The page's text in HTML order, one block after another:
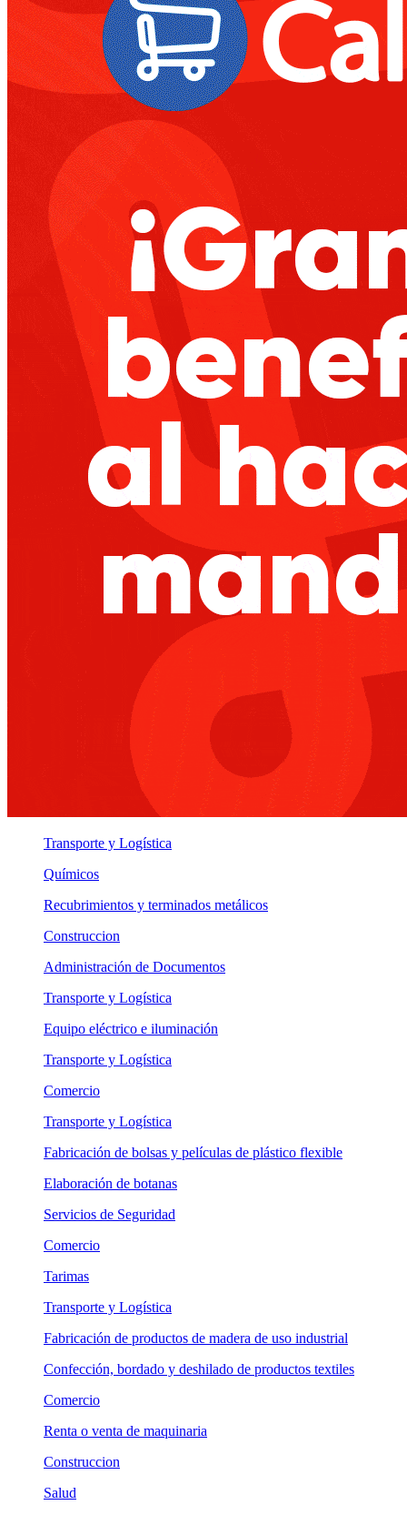
Transporte y Logística
Químicos
Recubrimientos y terminados metálicos
Construccion
Administración de Documentos
Transporte y Logística
Equipo eléctrico e iluminación
Transporte y Logística
Comercio
Transporte y Logística
Fabricación de bolsas y películas de plástico flexible
Elaboración de botanas
Servicios de Seguridad
Comercio
Tarimas
Transporte y Logística
Fabricación de productos de madera de uso industrial
Confección, bordado y deshilado de productos textiles
Comercio
Renta o venta de maquinaria
Construccion
Salud